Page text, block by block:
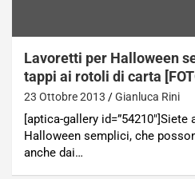
Lavoretti per Halloween
tappi ai rotoli di carta
23 Ottobre 2013 Gianluca Rini
[aptica-gallery
Halloween semplici, che
anche dai…